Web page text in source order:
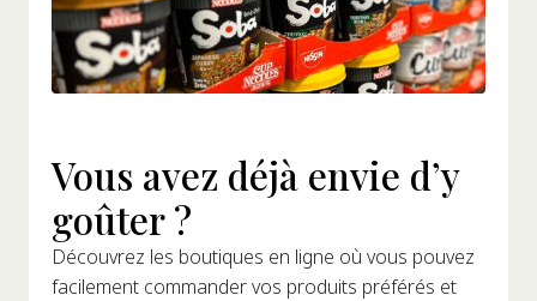
Vous avez déjà envie d’y
goûter ?
Découvrez les boutiques en ligne où vous pouvez
facilement commander vos produits préférés et